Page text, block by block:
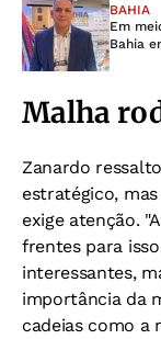
BAHIA
Em
Bahia
Malha
Zanardo
estratégico,
exige atenção.
frentes para
interessantes,
importância da
cadeias como a